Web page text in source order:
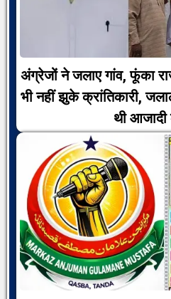
अंग्रेजों ने जलाए गांव, फूंका
भी नहीं झुके क्रांतिकारी,
थी